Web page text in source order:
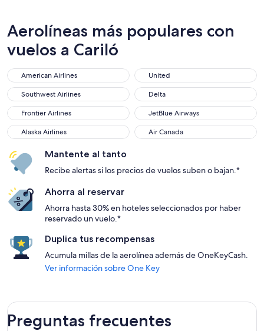
Aerolíneas más populares con
vuelos a Cariló
American Airlines
American Airlines United
United
Southwest Airlines
Southwest Airlines Delta
Delta
Frontier Airlines
Frontier Airlines JetBlue Airways
JetBlue Airways
Alaska Airlines
Alaska Airlines Air Canada
Air Canada
Mantente al tanto
Recibe alertas si los precios de vuelos suben o bajan.*
Ahorra al reservar
Ahorra hasta 30% en hoteles seleccionados por haber
reservado un vuelo.*
Duplica tus recompensas
Acumula millas de la aerolínea además de OneKeyCash.
Ver información sobre One Key
Preguntas frecuentes